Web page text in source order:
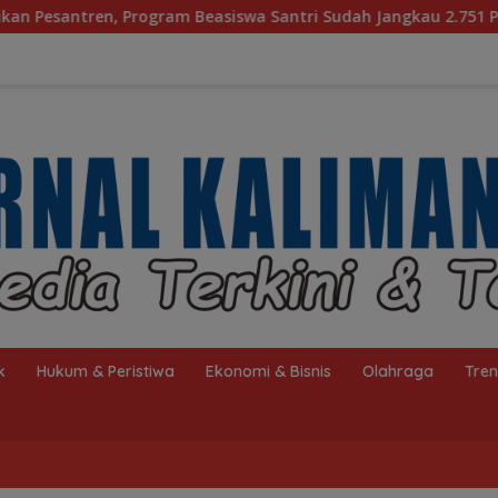
Beasiswa Santri Sudah Jangkau 2.751 Penerima
Hukum & Peristiwa Ekonomi & Bisnis Olahraga